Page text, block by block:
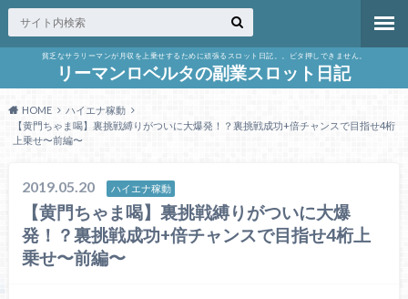
貧乏なサラリーマンが月収を上乗せするために頑張るスロット日記。。ビタ押しできません。
リーマンロベルタの副業スロット日記
HOME
ハイエナ稼動
【黄門ちゃま喝】裏挑戦縛りがついに大爆発！？裏挑戦成功+倍チャンスで目指せ4桁
上乗せ〜前編〜
2019.05.20 ハイエナ稼動
【黄門ちゃま喝】裏挑戦縛りがついに大爆
発！？裏挑戦成功+倍チャンスで目指せ4桁上
乗せ〜前編〜